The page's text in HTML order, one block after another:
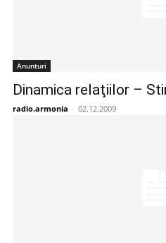
Anunturi
Dinamica relaţiilor –
radio.armonia - 02.12.2009